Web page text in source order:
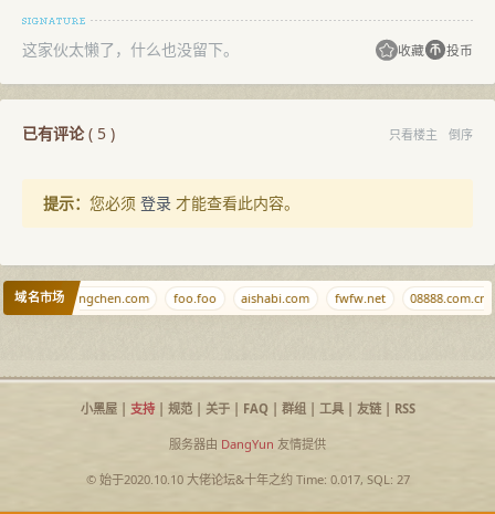
这家伙太懒了，什么也没留下。 收藏 投币
已有评论( 5 ) 只看楼主 倒序
提示： 您必须 登录 才能查看此内容。
域名市场
hanhaixingchen.com foo.foo aishabi.com fwfw.net 08888.com.cn
小黑屋| 支持| 规范| 关于| FAQ| 群组| 工具| 友链| RSS
服务器由 DangYun 友情提供
© 始于2020.10.10 大佬论坛&十年之约Time: 0.017, SQL: 27